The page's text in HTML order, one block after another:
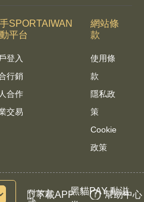
SPORTAIWAN
平台
登入
行銷
合作
交易
網站條
款
使用條
款
隱私政
策
Cookie
政策
付款方
黑貓PAY 動滋
下載APP 幫助中心